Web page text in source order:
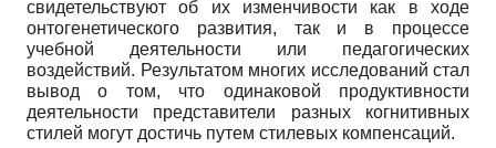
свидетельствуют об их изменчивости как в ходе
онтогенетического развития, так и в процессе
учебной деятельности или педагогических
воздействий. Результатом многих исследований стал
вывод о том, что одинаковой продуктивности
деятельности представители разных когнитивных
стилей могут достичь путем стилевых компенсаций.